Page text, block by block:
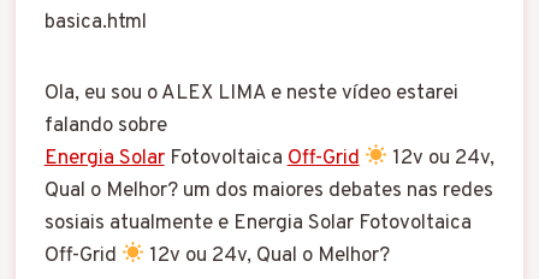
basica.html
Ola, eu sou o ALEX LIMA e neste vídeo estarei
falando sobre
Energia SolarFotovoltaicaOff-Grid
12v ou 24v,
Qual o Melhor? um dos maiores debates nas redes
sosiais atualmente e Energia Solar Fotovoltaica
Off-Grid
12v ou 24v, Qual o Melhor?